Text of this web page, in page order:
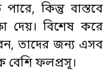
কিন্তু বাস্তবে
দেয়। বিশেষ করে
তাদের জন্য এসব
বেশি ফলপ্রসূ।